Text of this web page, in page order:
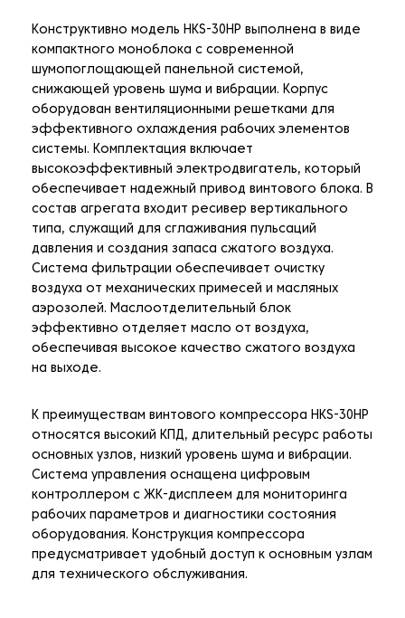
Конструктивно модель HKS-30HP выполнена в виде
компактного моноблока с современной
шумопоглощающей панельной системой,
снижающей уровень шума и вибрации. Корпус
оборудован вентиляционными решетками для
эффективного охлаждения рабочих элементов
системы. Комплектация включает
высокоэффективный электродвигатель, который
обеспечивает надежный привод винтового блока. В
состав агрегата входит ресивер вертикального
типа, служащий для сглаживания пульсаций
давления и создания запаса сжатого воздуха.
Система фильтрации обеспечивает очистку
воздуха от механических примесей и масляных
аэрозолей. Маслоотделительный блок
эффективно отделяет масло от воздуха,
обеспечивая высокое качество сжатого воздуха
на выходе.
К преимуществам винтового компрессора HKS-30HP
относятся высокий КПД, длительный ресурс работы
основных узлов, низкий уровень шума и вибрации.
Система управления оснащена цифровым
контроллером с ЖК-дисплеем для мониторинга
рабочих параметров и диагностики состояния
оборудования. Конструкция компрессора
предусматривает удобный доступ к основным узлам
для технического обслуживания.